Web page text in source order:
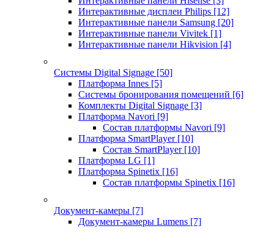
Интерактивные дисплеи Philips [12]
Интерактивные панели Samsung [20]
Интерактивные панели Vivitek [1]
Интерактивные панели Hikvision [4]
Системы Digital Signage [50]
Платформа Innes [5]
Системы бронирования помещений [6]
Комплекты Digital Signage [3]
Платформа Navori [9]
Состав платформы Navori [9]
Платформа SmartPlayer [10]
Состав SmartPlayer [10]
Платформа LG [1]
Платформа Spinetix [16]
Состав платформы Spinetix [16]
Документ-камеры [7]
Документ-камеры Lumens [7]